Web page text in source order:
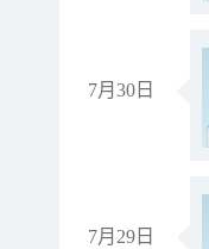
7月30日
7月29日